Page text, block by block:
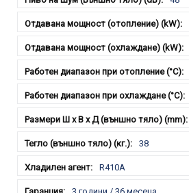
38
R410A